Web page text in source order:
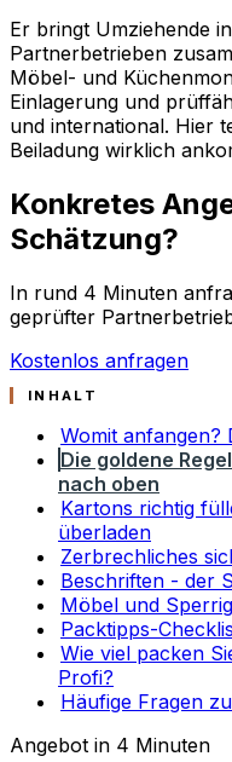
Er bringt Umziehende
Partnerbetrieben
Möbel- und
Einlagerung und
und international. Hier
Beiladung wirklich
Konkretes
Schätzung?
In rund 4 Minuten
geprüfter
Kostenlos anfragen
INHALT
Womit anfangen?
Die goldene
nach oben
Kartons richtig
überladen
Zerbrechliches
Beschriften - der
Möbel und
Packtipps-
Wie viel packen
Profi?
Häufige Fragen
Angebot in 4 Minuten